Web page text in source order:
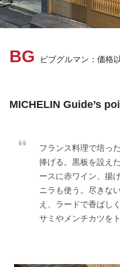
BG ビブグルマン：価格
MICHELIN Guide’s
フランス料理で培っ
捧げる。黒板を設え
ースに赤ワイン、揚
ニラも使う。尽きな
え、ラードで香ばし
サミやメンチカツを